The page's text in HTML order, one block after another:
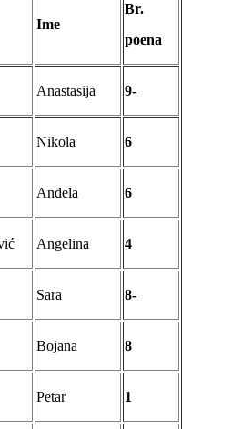
Ime
Br.
poena
Anastasija 9-
Nikola 6
Anđela 6
Angelina 4
Sara 8-
Bojana 8
Petar 1